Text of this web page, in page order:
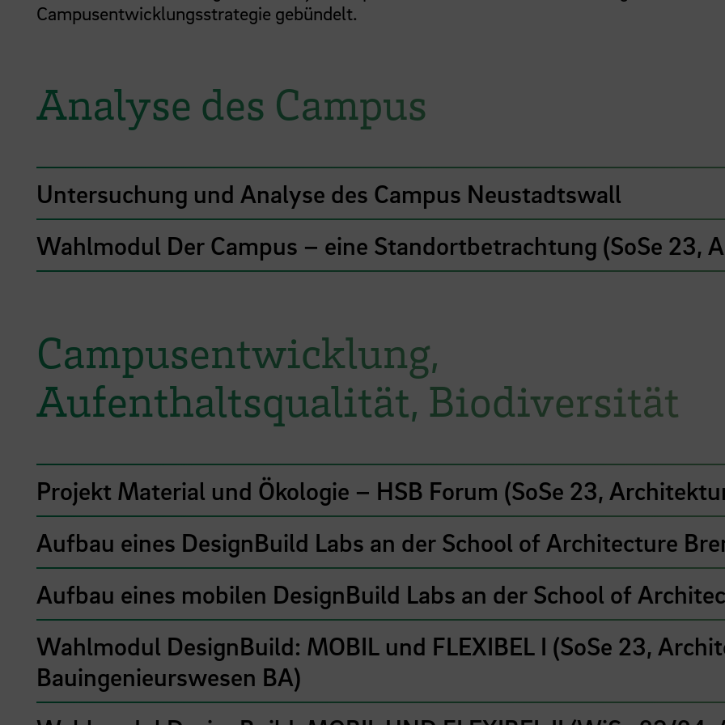
Campusentwicklungsstrategie gebündelt.
Analyse des Campus
Untersuchung und Analyse des Campus Neustadtswall
Wahlmodul Der Campus – eine Standortbetrachtung (SoSe 23,
Campusentwicklung,
Aufenthaltsqualität, Biodiversität
Projekt Material und Ökologie – HSB Forum (SoSe 23,
Aufbau eines DesignBuild Labs an der School of Architecture
Aufbau eines mobilen DesignBuild Labs an der School of
Wahlmodul DesignBuild: MOBIL und FLEXIBEL I (SoSe 23,
Bauingenieurswesen BA)